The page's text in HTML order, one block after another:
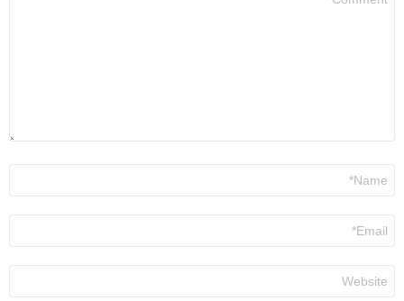
שלך